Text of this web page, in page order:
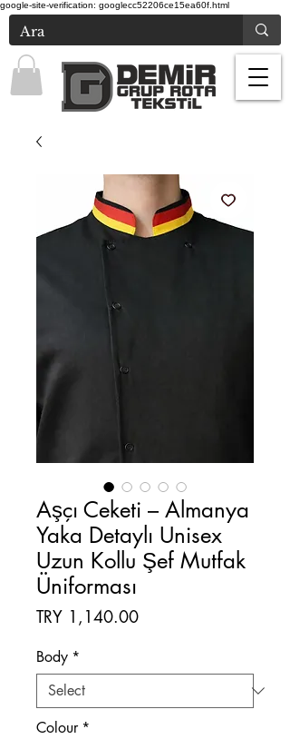
google-site-verification: googlecc52206ce15ea60f.html
Aşçı Ceketi – Almanya
Yaka Detaylı Unisex
Uzun Kollu Şef Mutfak
Üniforması
TRY 1,140.00Price
Body *
Colour *